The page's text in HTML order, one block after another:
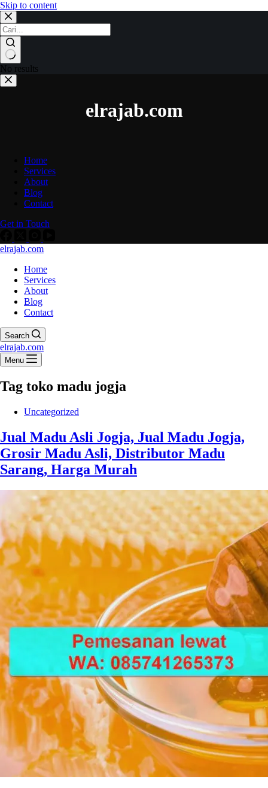
Skip to content
No results
elrajab.com
Home
Services
About
Blog
Contact
Get in Touch
elrajab.com
Home
Services
About
Blog
Contact
Search
elrajab.com
Menu
Tag toko madu jogja
Uncategorized
Jual Madu Asli Jogja, Jual Madu Jogja,
Grosir Madu Asli, Distributor Madu
Sarang, Harga Murah